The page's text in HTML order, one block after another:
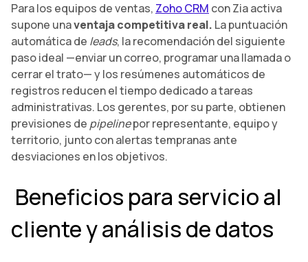
Para los equipos de ventas, Zoho CRM con Zia activa
supone unaventaja competitiva real. La puntuación
automática de leads, la recomendación del siguiente
paso ideal —enviar un correo, programar una llamada o
cerrar el trato— y los resúmenes automáticos de
registros reducen el tiempo dedicado a tareas
administrativas. Los gerentes, por su parte, obtienen
previsiones de pipelinepor representante, equipo y
territorio, junto con alertas tempranas ante
desviaciones en los objetivos.
Beneficios para servicio al
cliente y análisis de datos